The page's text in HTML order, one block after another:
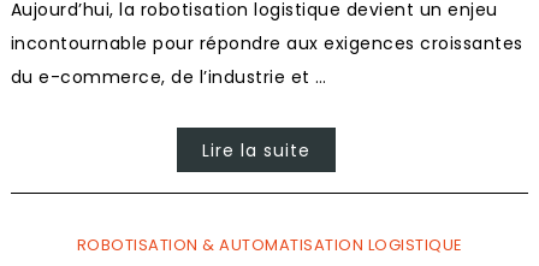
Aujourd’hui, la robotisation logistique devient un enjeu
incontournable pour répondre aux exigences croissantes
du e-commerce, de l’industrie et …
Lire la suite
ROBOTISATION & AUTOMATISATION LOGISTIQUE